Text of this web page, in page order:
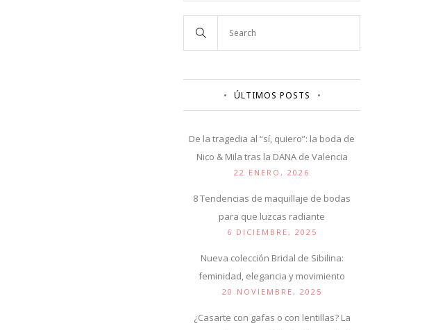
ÚLTIMOS POSTS
De la tragedia al “sí, quiero”: la boda de
Nico & Mila tras la DANA de Valencia
22 ENERO, 2026
8 Tendencias de maquillaje de bodas
para que luzcas radiante
6 DICIEMBRE, 2025
Nueva colección Bridal de Sibilina:
feminidad, elegancia y movimiento
20 NOVIEMBRE, 2025
¿Casarte con gafas o con lentillas? La